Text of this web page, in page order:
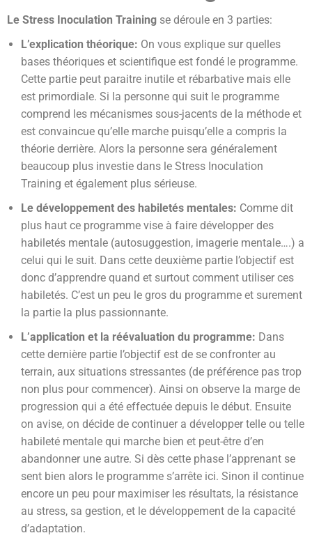
Le Stress Inoculation Training se déroule en 3 parties:
L’explication théorique: On vous explique sur quelles
bases théoriques et scientifique est fondé le programme.
Cette partie peut paraitre inutile et rébarbative mais elle
est primordiale. Si la personne qui suit le programme
comprend les mécanismes sous-jacents de la méthode et
est convaincue qu’elle marche puisqu’elle a compris la
théorie derrière. Alors la personne sera généralement
beaucoup plus investie dans le Stress Inoculation
Training et également plus sérieuse.
Le développement des habiletés mentales: Comme dit
plus haut ce programme vise à faire développer des
habiletés mentale (autosuggestion, imagerie mentale….) a
celui qui le suit. Dans cette deuxième partie l’objectif est
donc d’apprendre quand et surtout comment utiliser ces
habiletés. C’est un peu le gros du programme et surement
la partie la plus passionnante.
L’application et la réévaluation du programme: Dans
cette dernière partie l’objectif est de se confronter au
terrain, aux situations stressantes (de préférence pas trop
non plus pour commencer). Ainsi on observe la marge de
progression qui a été effectuée depuis le début. Ensuite
on avise, on décide de continuer a développer telle ou telle
habileté mentale qui marche bien et peut-être d’en
abandonner une autre. Si dès cette phase l’apprenant se
sent bien alors le programme s’arrête ici. Sinon il continue
encore un peu pour maximiser les résultats, la résistance
au stress, sa gestion, et le développement de la capacité
d’adaptation.